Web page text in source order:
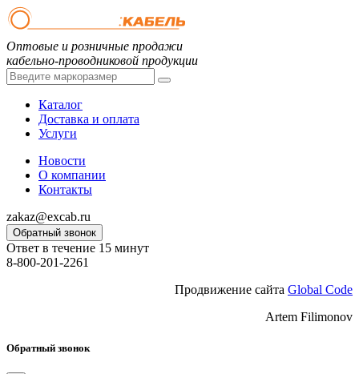
Оптовые и розничные продажи
кабельно-проводниковой продукции
Каталог
Доставка и оплата
Услуги
Новости
О компании
Контакты
zakaz@excab.ru
Обратный звонок
Ответ в течение 15 минут
8-800-201-2261
Продвижение сайта Global Code
Artem Filimonov
Обратный звонок